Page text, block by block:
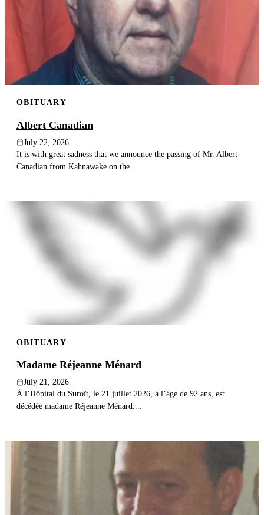
OBITUARY
Albert Canadian
July 22, 2026
It is with great sadness that we announce the passing of Mr. Albert
Canadian from Kahnawake on the...
OBITUARY
Madame Réjeanne Ménard
July 21, 2026
À l’Hôpital du Suroît, le 21 juillet 2026, à l’âge de 92 ans, est
décédée madame Réjeanne Ménard....